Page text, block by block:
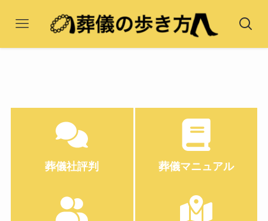
葬儀社評判 葬儀マニュアル